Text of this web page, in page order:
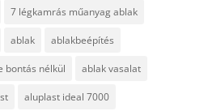
7 légkamrás műanyag ablak
ablak ablakbeépítés
bontás nélkül ablak vasalat
aluplast ideal 7000